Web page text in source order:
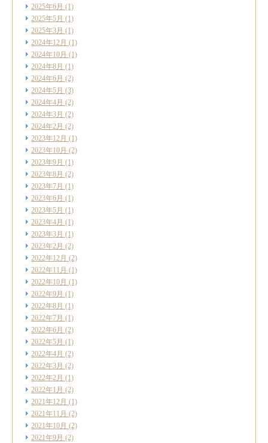
2025年6月 (1)
2025年5月 (1)
2025年3月 (1)
2024年12月 (1)
2024年10月 (1)
2024年8月 (1)
2024年6月 (2)
2024年5月 (3)
2024年4月 (2)
2024年3月 (2)
2024年2月 (2)
2023年12月 (1)
2023年10月 (2)
2023年9月 (1)
2023年8月 (2)
2023年7月 (1)
2023年6月 (1)
2023年5月 (1)
2023年4月 (1)
2023年3月 (1)
2023年2月 (2)
2022年12月 (2)
2022年11月 (1)
2022年10月 (1)
2022年9月 (1)
2022年8月 (1)
2022年7月 (1)
2022年6月 (2)
2022年5月 (1)
2022年4月 (2)
2022年3月 (2)
2022年2月 (1)
2022年1月 (2)
2021年12月 (1)
2021年11月 (2)
2021年10月 (2)
2021年9月 (2)